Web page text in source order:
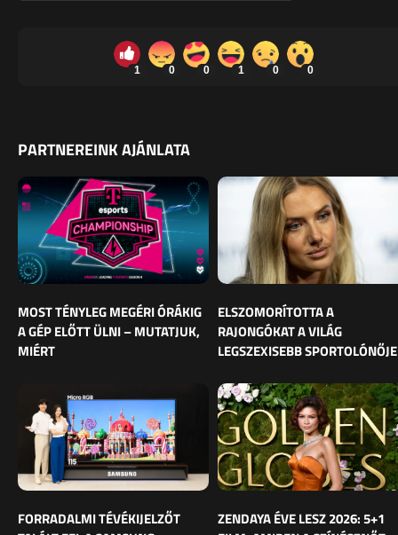
1 0 0 1 0 0
PARTNEREINK AJÁNLATA
MOST TÉNYLEG MEGÉRI ÓRÁKIG
A GÉP ELŐTT ÜLNI – MUTATJUK,
MIÉRT
ELSZOMORÍTOTTA A
RAJONGÓKAT A VILÁG
LEGSZEXISEBB SPORTOLÓNŐJE
FORRADALMI TÉVÉKIJELZŐT
ZENDAYA ÉVE LESZ 2026: 5+1